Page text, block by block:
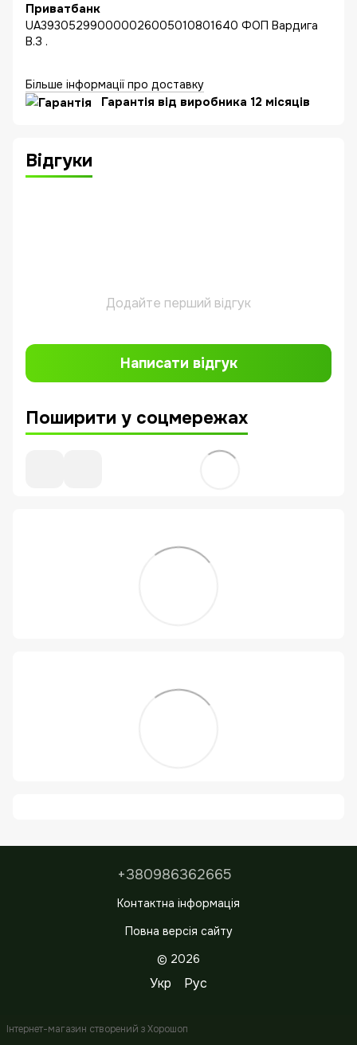
Приватбанк
UA393052990000026005010801640 ФОП Вардига
В.З .
Більше інформації про доставку
Гарантія від виробника 12 місяців
Відгуки
Додайте перший відгук
Написати відгук
Поширити у соцмережах
+380986362665
Контактна інформація
Повна версія сайту
© 2026
Укр Рус
Інтернет-магазин створений з Хорошоп